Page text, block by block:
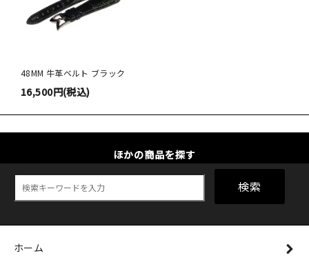
48MM 牛革ベルト ブラック
16,500円(税込)
ほかの商品を探す
検索
ホーム